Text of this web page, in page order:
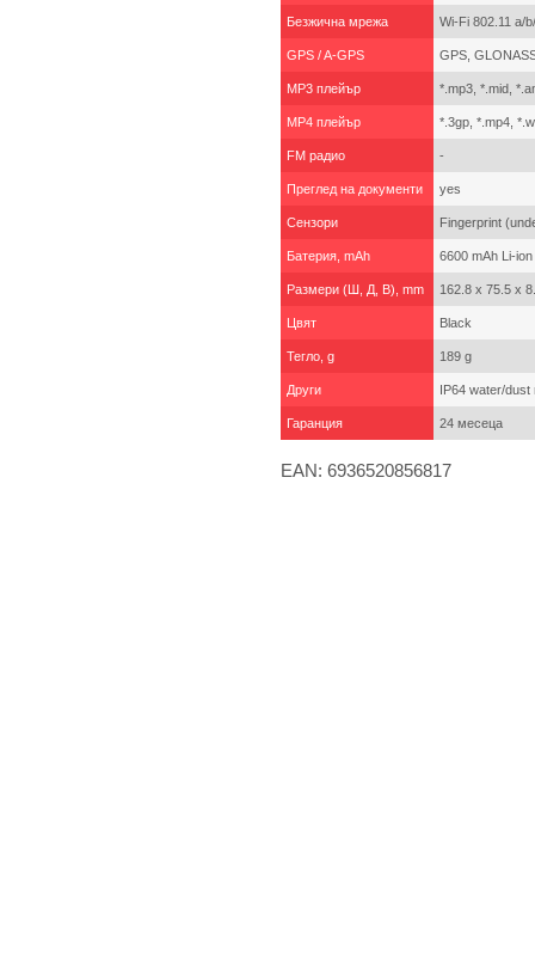
Безжична мрежа Wi-Fi 802.11 a/
GPS / A-GPS GPS,
MP3 плейър *.mp3, *.mid,
MP4 плейър *.3gp, *.mp4,
FM радио -
Преглед на документи yes
Сензори Fingerprint
Батерия, mAh 6600 mAh Li-
Размери (Ш, Д, В), mm 162.8 x 75.5 x
Цвят Black
Тегло, g 189 g
Други IP64 water/dust
Гаранция 24 месеца
EAN: 6936520856817